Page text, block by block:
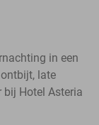
in een
late
bij Hotel Asteria